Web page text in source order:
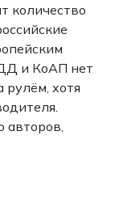
количество
и КоАП нет
рулём, хотя